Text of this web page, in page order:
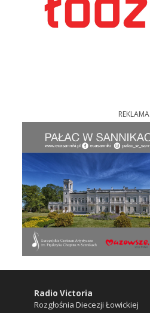
REKLAMA
Radio Victoria
Rozgłośnia Diecezji Łowickiej